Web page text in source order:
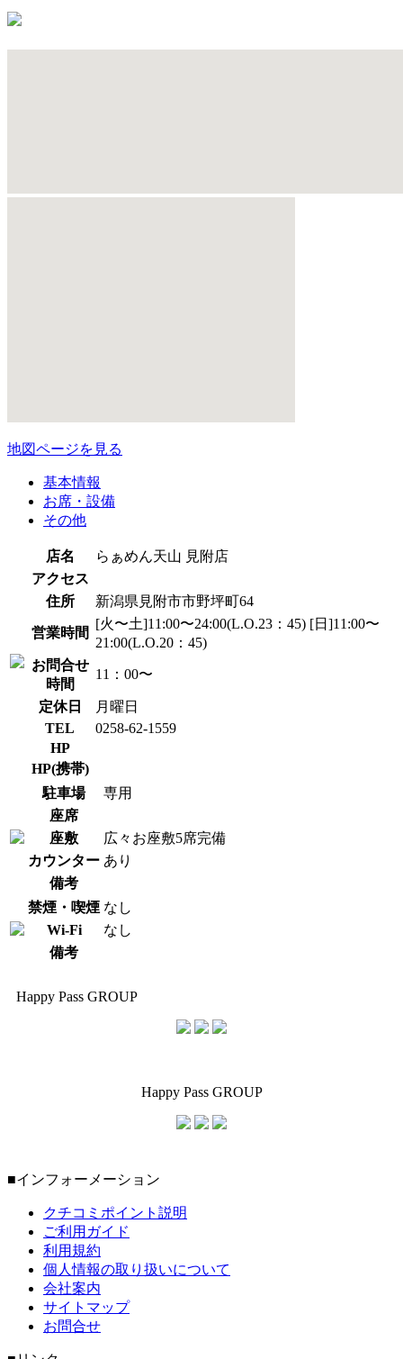
地図ページを見る
基本情報
お席・設備
その他
店名
らぁめん天山 見附店
アクセス
住所
新潟県見附市市野坪町64
営業時間
[火〜土]11:00〜24:00(L.O.23：45) [日]11:00〜
21:00(L.O.20：45)
お問合せ
時間
11：00〜
定休日
月曜日
TEL
0258-62-1559
HP
HP(携帯)
駐車場
専用
座席
座敷
広々お座敷5席完備
カウンター あり
備考
禁煙・喫煙 なし
Wi-Fi
なし
備考
Happy Pass GROUP
Happy Pass GROUP
■インフォーメーション
クチコミポイント説明
ご利用ガイド
利用規約
個人情報の取り扱いについて
会社案内
サイトマップ
お問合せ